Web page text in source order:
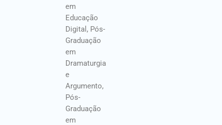
em
Educação
Digital, Pós-
Graduação
em
Dramaturgia
e
Argumento,
Pós-
Graduação
em